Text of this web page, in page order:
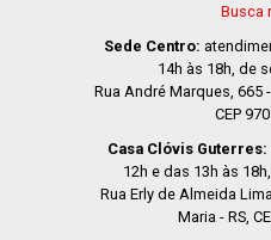
Busca
Sede Centro:
14h às 18h, de
Rua André Marques, 665
CEP
Casa Clóvis Guterres:
12h e das 13h às
Rua Erly de Almeida
Maria - RS,